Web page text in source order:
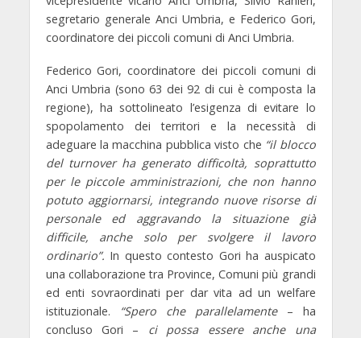
segretario generale Anci Umbria, e Federico Gori,
coordinatore dei piccoli comuni di Anci Umbria.
Federico Gori, coordinatore dei piccoli comuni di
Anci Umbria (sono 63 dei 92 di cui è composta la
regione), ha sottolineato l’esigenza di evitare lo
spopolamento dei territori e la necessità di
adeguare la macchina pubblica visto che “il blocco
del turnover ha generato difficoltà, soprattutto
per le piccole amministrazioni, che non hanno
potuto aggiornarsi, integrando nuove risorse di
personale ed aggravando la situazione già
difficile, anche solo per svolgere il lavoro
ordinario”. In questo contesto Gori ha auspicato
una collaborazione tra Province, Comuni più grandi
ed enti sovraordinati per dar vita ad un welfare
istituzionale.
“Spero che parallelamente – ha
concluso Gori – ci possa essere anche una